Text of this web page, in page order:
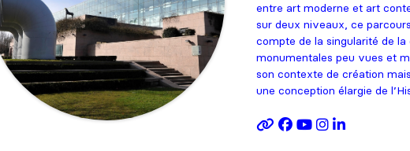
entre art moderne et art
sur deux niveaux, ce
compte de la singularité de
monumentales peu vues et
son contexte de création
une conception élargie de